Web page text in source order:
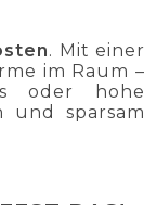
. Mit einer
im Raum –
oder hohe
und sparsam